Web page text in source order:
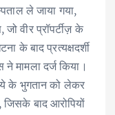
ले जाया गया,
वीर प्रॉपर्टीज़ के
के बाद प्रत्यक्षदर्शी
मामला दर्ज किया।
के भुगतान को लेकर
बाद आरोपियों